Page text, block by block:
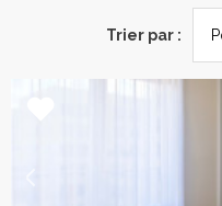
Trier par :